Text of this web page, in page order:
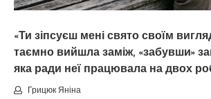
«Ти зіпсуєш мені свято своїм
таємно вийшла заміж, «забувши»
яка ради неї працювала на двох
Грицюк Яніна